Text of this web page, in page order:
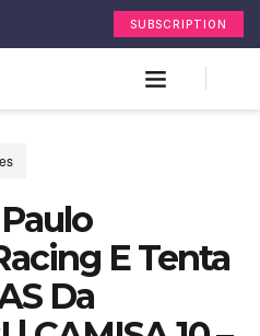
SUBSCRIPTION
E Tenta
Da